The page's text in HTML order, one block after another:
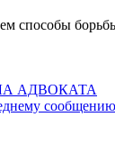
способы
АДВОКАТА
сообщению